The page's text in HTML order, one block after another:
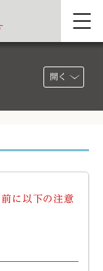
開く
に以下の注意